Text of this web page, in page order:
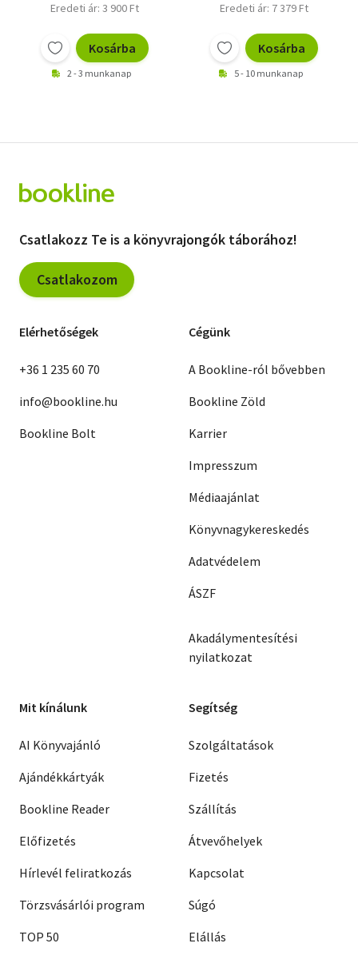
Eredeti ár: 3 900 Ft
Kosárba
2 - 3 munkanap
Eredeti ár: 7 379 Ft
Kosárba
5 - 10 munkanap
Csatlakozz Te is a könyvrajongók táborához!
Csatlakozom
Elérhetőségek
+36 1 235 60 70
info@bookline.hu
Bookline Bolt
Cégünk
A Bookline-ról bővebben
Bookline Zöld
Karrier
Impresszum
Médiaajánlat
Könyvnagykereskedés
Adatvédelem
ÁSZF
Akadálymentesítési
nyilatkozat
Mit kínálunk
AI Könyvajánló
Ajándékkártyák
Bookline Reader
Előfizetés
Hírlevél feliratkozás
Törzsvásárlói program
TOP 50
Segítség
Szolgáltatások
Fizetés
Szállítás
Átvevőhelyek
Kapcsolat
Súgó
Elállás